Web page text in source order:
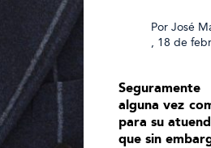
PorJosé
, 18 de
alguna vez
para su
que sin